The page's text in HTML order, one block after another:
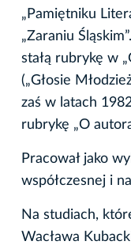
„Pamiętniku
„Zaraniu
stałą rubrykę w
(„Głosie
zaś w latach
rubrykę „O
Pracował jako
współczesnej i
Na studiach,
Wacława